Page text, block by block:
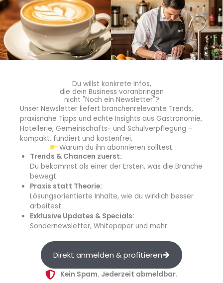
Highlight für Sommerpartys und Events ist das 1.200
Quadratmeter große Freideck, mit versetzten Ebenen
und einer erhöhten Tanzfläche. Hier gesellt sich der
Terrassenstuhl Sednader Marke „Garden Emotions“ zu
pflegeleichten Outdoor- Tischen mit Holzdekor. So kann
Quelle: A.B.C. Worldwide Import GmbH
blgastro.de
Die Redaktion von
blgastro.de berichtet über
Trends und Themen aus
dem gesamten Außer-
Haus-Markt – von
Gastronomie und Hotellerie
über
Gemeinschaftsgastronomie
Du willst konkrete Infos,
die dein Business voranbringen
nicht "Noch ein Newsletter"?
Unser Newsletter liefert branchenrelevante Trends,
praxisnahe Tipps und echte Insights aus Gastronomie,
Hotellerie, Gemeinschafts- und Schulverpflegung –
kompakt, fundiert und kostenfrei.
Warum du ihn abonnieren solltest:
Trends & Chancen zuerst:
Du bekommst als einer der Ersten, was die Branche
bewegt.
Praxis statt Theorie:
Lösungsorientierte Inhalte, wie du wirklich besser
arbeitest.
Exklusive Updates & Specials:
Sondernewsletter, Whitepaper und mehr.
Direkt anmelden & profitieren
Kein Spam. Jederzeit abmeldbar.